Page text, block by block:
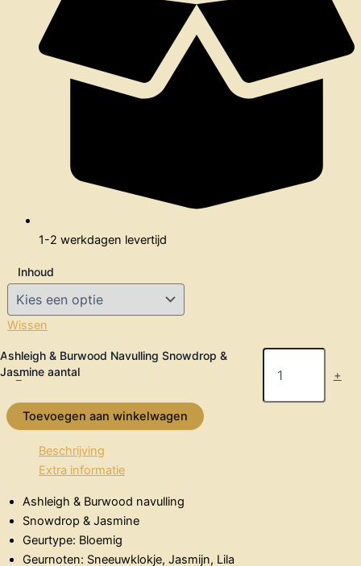
1-2 werkdagen levertijd
Inhoud
Wissen
-
Ashleigh & Burwood Navulling Snowdrop &
Jasmine aantal
+
Toevoegen aan winkelwagen
Beschrijving
Extra informatie
Ashleigh & Burwood navulling
Snowdrop & Jasmine
Geurtype: Bloemig
Geurnoten: Sneeuwklokje, Jasmijn, Lila